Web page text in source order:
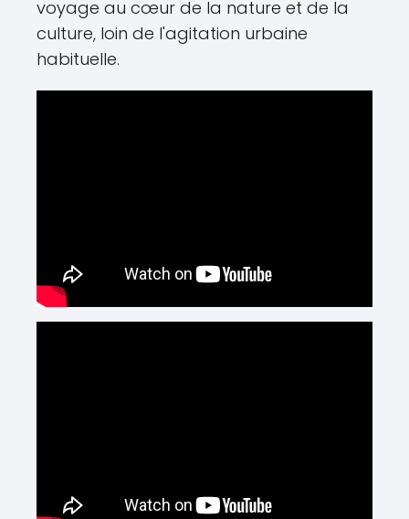
voyage au cœur de la nature et de la
culture, loin de l'agitation urbaine
habituelle.